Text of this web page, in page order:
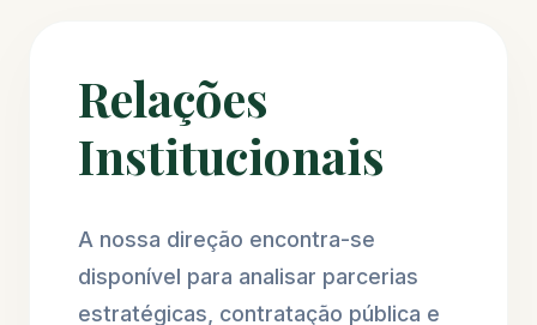
Relações
Institucionais
A nossa direção encontra-se
disponível para analisar parcerias
estratégicas, contratação pública e